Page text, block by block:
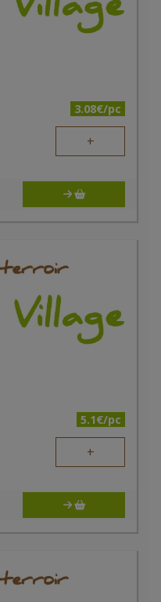
3.08€/pc
+
5.1€/pc
+